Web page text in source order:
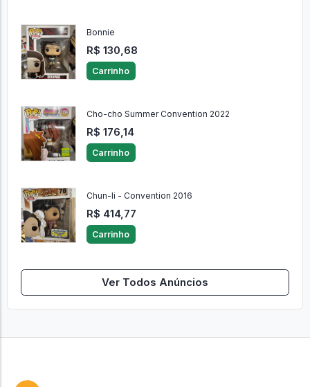
Bonnie
R$ 130,68
Carrinho
Cho-cho Summer Convention 2022
R$ 176,14
Carrinho
Chun-li - Convention 2016
R$ 414,77
Carrinho
Ver Todos Anúncios